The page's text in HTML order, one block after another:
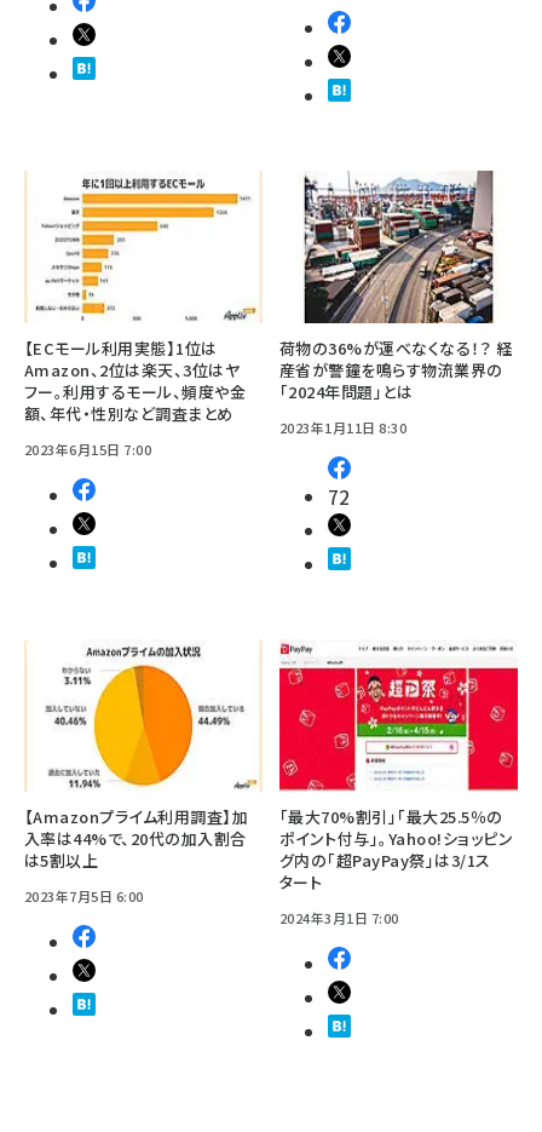
【ECモール利用実態】1位は
Amazon、2位は楽天、3位はヤ
フー。利用するモール、頻度や金
額、年代・性別など調査まとめ
2023年6月15日 7:00
荷物の36%が運べなくなる！？ 経
産省が警鐘を鳴らす物流業界の
「2024年問題」とは
2023年1月11日 8:30
72
【Amazonプライム利用調査】加
入率は44%で、20代の加入割合
は5割以上
2023年7月5日 6:00
「最大70%割引」「最大25.5％の
ポイント付与」。Yahoo!ショッピン
グ内の「超PayPay祭」は3/1ス
タート
2024年3月1日 7:00